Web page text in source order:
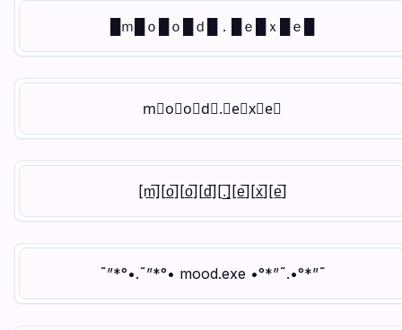
█ｍ█ｏ█ｏ█ｄ█．█ｅ█ｘ█ｅ█
m⃝o⃝o⃝d⃝.⃝e⃝x⃝e⃝
[m̲̅][o̲̅][o̲̅][d̲̅][.̲̅][e̲̅][x̲̅][e̲̅]
˜”*°•.˜”*°• mood.exe •°*”˜.•°*”˜